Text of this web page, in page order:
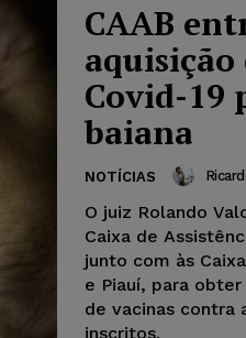
CAAB
Covid-19
baiana
NOTÍCIAS
O juiz Rolando
Caixa de
junto com às
e Piauí, para
de vacinas contra
inscritos.